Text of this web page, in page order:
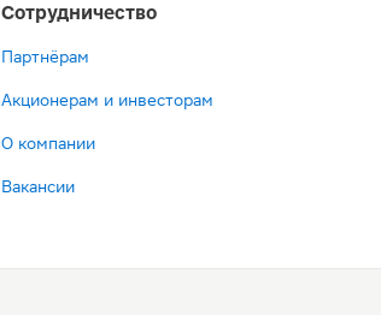
Сотрудничество
Партнёрам
Акционерам и инвесторам
О компании
Вакансии